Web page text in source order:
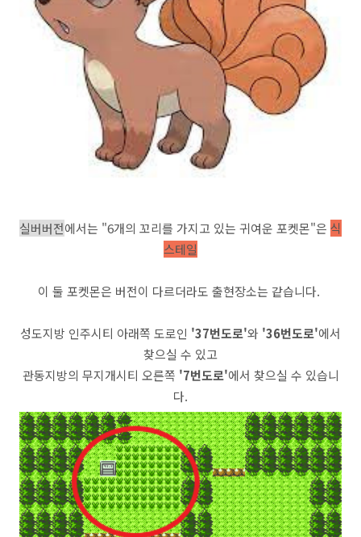
실버버전에서는 "6개의 꼬리를 가지고 있는 귀여운 포켓몬"은 식
스테일
이 둘 포켓몬은 버전이 다르더라도 출현장소는 같습니다.
성도지방 인주시티 아래쪽 도로인 '37번도로'와 '36번도로'에서
찾으실 수 있고
관동지방의 무지개시티 오른쪽 '7번도로'에서 찾으실 수 있습니
다.